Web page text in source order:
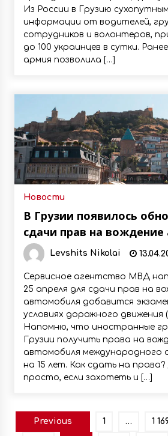
Из России в Грузию
информации от водителей,
сотрудников и волонтеров,
до 100 украинцев в сутки.
армия позволила […]
Новости
В Грузии появилось
Levshits Nikolai
Сервисное агентство МВД
25 апреля для сдачи прав на
автомобиля добавится
условиях дорожного движения
Напомню, что иностранные
Грузии получить права на
автомобиля международного
на 15 лет. Как сдать на
просто, если захотеть и […]
Пагинация
Previous 1 … 1